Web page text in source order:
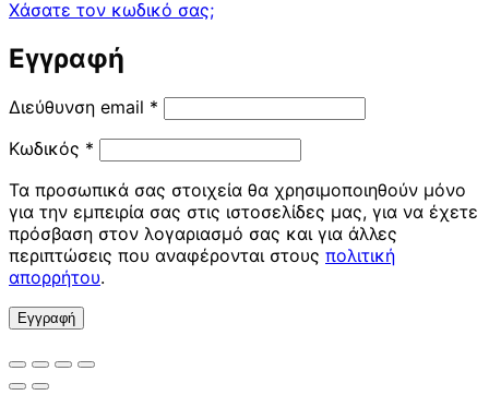
Χάσατε τον κωδικό σας;
Εγγραφή
Διεύθυνση email * Απαιτείται
Κωδικός * Απαιτείται
Τα προσωπικά σας στοιχεία θα χρησιμοποιηθούν μόνο
για την εμπειρία σας στις ιστοσελίδες μας, για να έχετε
πρόσβαση στον λογαριασμό σας και για άλλες
περιπτώσεις που αναφέρονται στους πολιτική
απορρήτου.
Εγγραφή